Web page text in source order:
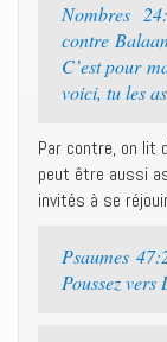
Nombres
contre
C’est pour
voici, tu les
Par contre, on lit
peut être aussi
invités à se
Psaumes
Poussez